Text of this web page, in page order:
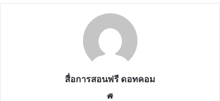
สื่อการสอนฟรี ดอทคอม